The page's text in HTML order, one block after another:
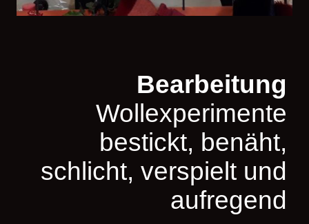
Bearbeitung
Wollexperimente
bestickt, benäht,
schlicht, verspielt und
aufregend